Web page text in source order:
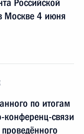
Российской
Москве 4 июня
по итогам
связи